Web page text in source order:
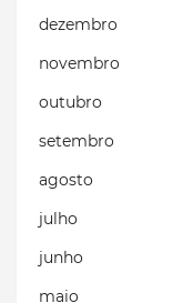
dezembro
novembro
outubro
setembro
agosto
julho
junho
maio